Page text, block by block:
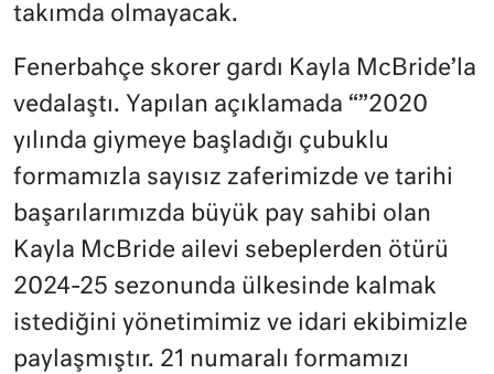
takımda olmayacak.
Fenerbahçe skorer gardı Kayla McBride’la
vedalaştı. Yapılan açıklamada “”2020
yılında giymeye başladığı çubuklu
formamızla sayısız zaferimizde ve tarihi
başarılarımızda büyük pay sahibi olan
Kayla McBride ailevi sebeplerden ötürü
2024-25 sezonunda ülkesinde kalmak
istediğini yönetimimiz ve idari ekibimizle
paylaşmıştır. 21 numaralı formamızı